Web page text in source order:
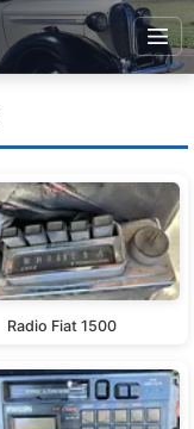
Radio Fiat 1500